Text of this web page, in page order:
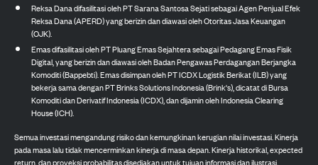
Reksa Dana difasilitasi oleh PT Sarana Santosa Sejati sebagai Agen Penjual Efek
Reksa Dana (APERD) yang berizin dan diawasi oleh Otoritas Jasa Keuangan
(OJK).
Emas difasilitasi oleh PT Pluang Emas Sejahtera sebagai Pedagang Emas Fisik
Digital, yang berizin dan diawasi oleh Badan Pengawas Perdagangan Berjangka
Komoditi (Bappebti). Emas disimpan oleh PT ICDX Logistik Berikat (ILB) yang
bekerja sama dengan PT Brinks Solutions Indonesia (Brink's), dicatat di Bursa
Komoditi dan Derivatif Indonesia (ICDX), dan dijamin oleh Indonesia Clearing
House (ICH).
Semua investasi mengandung risiko dan kemungkinan kerugian nilai investasi. Kinerja
pada masa lalu tidak mencerminkan kinerja di masa depan. Kinerja historikal, expected
return, dan proyeksi probabilitas disediakan untuk tujuan informasi dan ilustrasi.